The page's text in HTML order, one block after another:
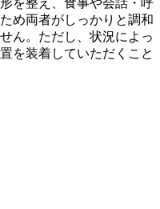
を整え、食事や会話・呼
め両者がしっかりと調和
ん。ただし、状況によっ
を装着していただくこと